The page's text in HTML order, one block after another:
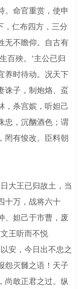
。命官重赏，使申
，仁布四方，三分
无不瞻仰。自古有
百殃。’主公已归
养时待动。况天下
诛子，制炮烙、虿
，杀宫嫔，听妲己
忠，沉酗酒色；谓
罔有悛改。臣料朝
大王已归故土，当
十万，战将六十
、妲己于市曹，废
王听而不悦
安，今日出不忠之
怨灭雠之语！天子
尚敢正君之过。纵